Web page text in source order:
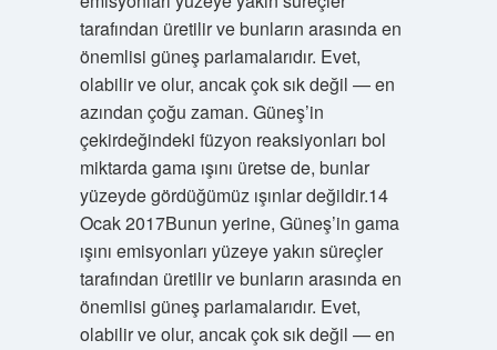
tarafından üretilir ve bunların arasında en
önemlisi güneş parlamalarıdır. Evet,
olabilir ve olur, ancak çok sık değil — en
azından çoğu zaman. Güneş’in
çekirdeğindeki füzyon reaksiyonları bol
miktarda gama ışını üretse de, bunlar
yüzeyde gördüğümüz ışınlar değildir.14
Ocak 2017Bunun yerine, Güneş’in gama
ışını emisyonları yüzeye yakın süreçler
tarafından üretilir ve bunların arasında en
önemlisi güneş parlamalarıdır. Evet,
olabilir ve olur, ancak çok sık değil — en